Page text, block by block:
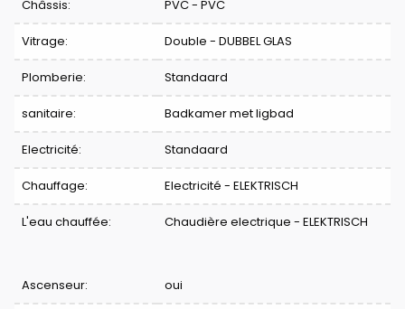
Châssis: PVC - PVC
Vitrage: Double - DUBBEL GLAS
Plomberie: Standaard
sanitaire: Badkamer met ligbad
Electricité: Standaard
Chauffage: Electricité - ELEKTRISCH
L'eau chauffée: Chaudière electrique - ELEKTRISCH
Ascenseur: oui